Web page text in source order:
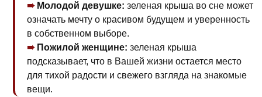
Молодой девушке: зеленая крыша во сне может
означать мечту о красивом будущем и уверенность
в собственном выборе.
Пожилой женщине: зеленая крыша
подсказывает, что в Вашей жизни остается место
для тихой радости и свежего взгляда на знакомые
вещи.